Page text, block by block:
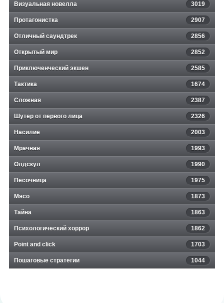
Визуальная новелла 3019
Протагонистка 2907
Отличный саундтрек 2856
Открытый мир 2852
Приключенческий экшен 2585
Тактика 1674
Сложная 2387
Шутер от первого лица 2326
Насилие 2003
Мрачная 1993
Олдскул 1990
Песочница 1975
Мясо 1873
Тайна 1863
Психологический хоррор 1862
Point and click 1703
Пошаговые стратегии 1044